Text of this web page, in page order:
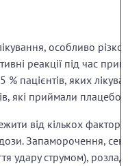
особливо
реакції під час
пацієнтів, яких
які приймали плацебо.
від кількох
Запаморочення,
удару струмом),